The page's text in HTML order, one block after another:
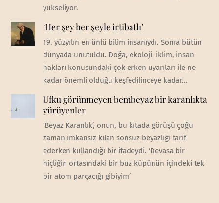
yükseliyor.
‘Her şey her şeyle irtibatlı’
19. yüzyılın en ünlü bilim insanıydı. Sonra bütün
dünyada unutuldu. Doğa, ekoloji, iklim, insan
hakları konusundaki çok erken uyarıları ile ne
kadar önemli olduğu keşfedilinceye kadar...
Ufku görünmeyen bembeyaz bir karanlıkta
yürüyenler
‘Beyaz Karanlık’, onun, bu kıtada görüşü çoğu
zaman imkansız kılan sonsuz beyazlığı tarif
ederken kullandığı bir ifadeydi. ‘Devasa bir
hiçliğin ortasındaki bir buz küpünün içindeki tek
bir atom parçacığı gibiyim’